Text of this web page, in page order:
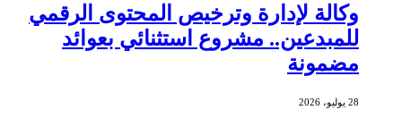
وكالة لإدارة وترخيص المحتوى الرقمي
للمبدعين.. مشروع استثنائي بعوائد
مضمونة
28 يوليو، 2026